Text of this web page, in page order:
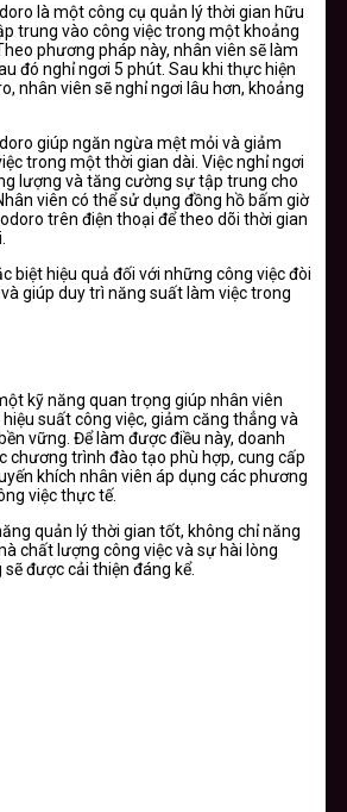
là một công cụ quản lý thời gian hữu
trung vào công việc trong một khoảng
phương pháp này, nhân viên sẽ làm
đó nghỉ ngơi 5 phút. Sau khi thực hiện
nhân viên sẽ nghỉ ngơi lâu hơn, khoảng
giúp ngăn ngừa mệt mỏi và giảm
trong một thời gian dài. Việc nghỉ ngơi
lượng và tăng cường sự tập trung cho
viên có thể sử dụng đồng hồ bấm giờ
trên điện thoại để theo dõi thời gian
biệt hiệu quả đối với những công việc đòi
giúp duy trì năng suất làm việc trong
kỹ năng quan trọng giúp nhân viên
suất công việc, giảm căng thẳng và
vững. Để làm được điều này, doanh
chương trình đào tạo phù hợp, cung cấp
khích nhân viên áp dụng các phương
việc thực tế.
quản lý thời gian tốt, không chỉ năng
chất lượng công việc và sự hài lòng
được cải thiện đáng kể.